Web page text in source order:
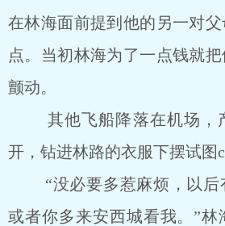
在林海面前提到他的另一对
点。当初林海为了一点钱就
颤动。
其他飞船降落在机场，
开，钻进林路的衣服下摆试图
“没必要多惹麻烦，以后
或者你多来安西城看我。”林